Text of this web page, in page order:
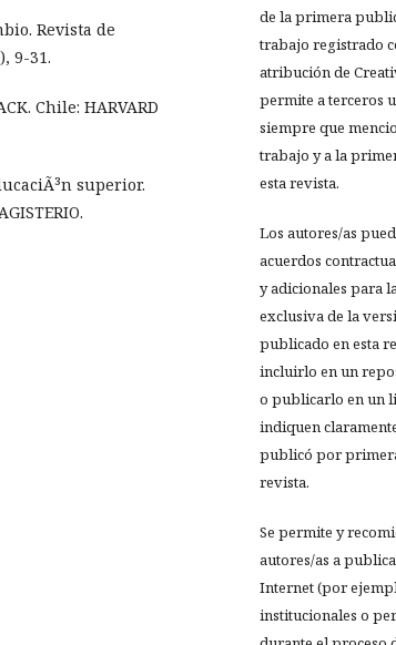
Revista de
9-31.
Chile: HARVARD
superior.
de la primera
trabajo registrado
atribución de
permite a terceros
siempre que
trabajo y a la
esta revista.
Los autores/as
acuerdos
y adicionales para
exclusiva de la
publicado en esta
incluirlo en un
o publicarlo en un
indiquen
publicó por
revista.
Se permite y
autores/as a
Internet (por
institucionales o